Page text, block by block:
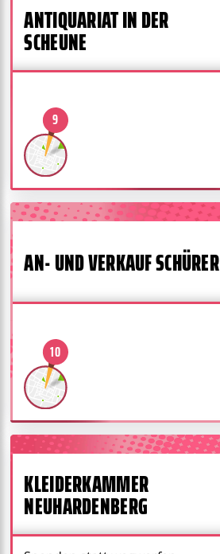
ANTIQUARIAT IN DER
SCHEUNE
9
AN- UND VERKAUF SCHÜRER
10
KLEIDERKAMMER
NEUHARDENBERG